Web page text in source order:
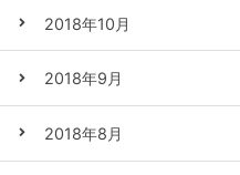
2018年10月
2018年9月
2018年8月